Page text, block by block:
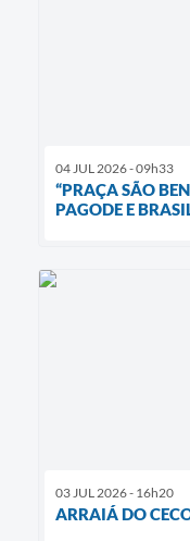
04 JUL 2026 - 09h33
“PRAÇA SÃO
PAGODE E
03 JUL 2026 - 16h20
ARRAIÁ DO